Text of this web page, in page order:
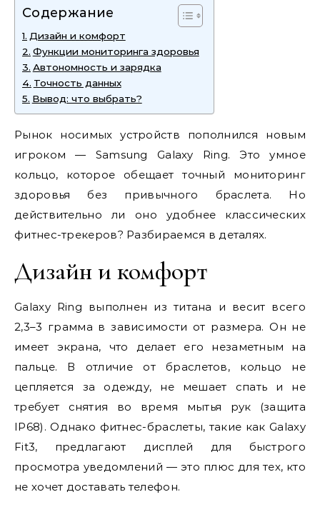
Содержание
Дизайн и комфорт
Функции мониторинга здоровья
Автономность и зарядка
Точность данных
Вывод: что выбрать?
Рынок носимых устройств пополнился новым
игроком — Samsung Galaxy Ring. Это умное
кольцо, которое обещает точный мониторинг
здоровья без привычного браслета. Но
действительно ли оно удобнее классических
фитнес-трекеров? Разбираемся в деталях.
Дизайн и комфорт
Galaxy Ring выполнен из титана и весит всего
2,3–3 грамма в зависимости от размера. Он не
имеет экрана, что делает его незаметным на
пальце. В отличие от браслетов, кольцо не
цепляется за одежду, не мешает спать и не
требует снятия во время мытья рук (защита
IP68). Однако фитнес-браслеты, такие как Galaxy
Fit3, предлагают дисплей для быстрого
просмотра уведомлений — это плюс для тех, кто
не хочет доставать телефон.